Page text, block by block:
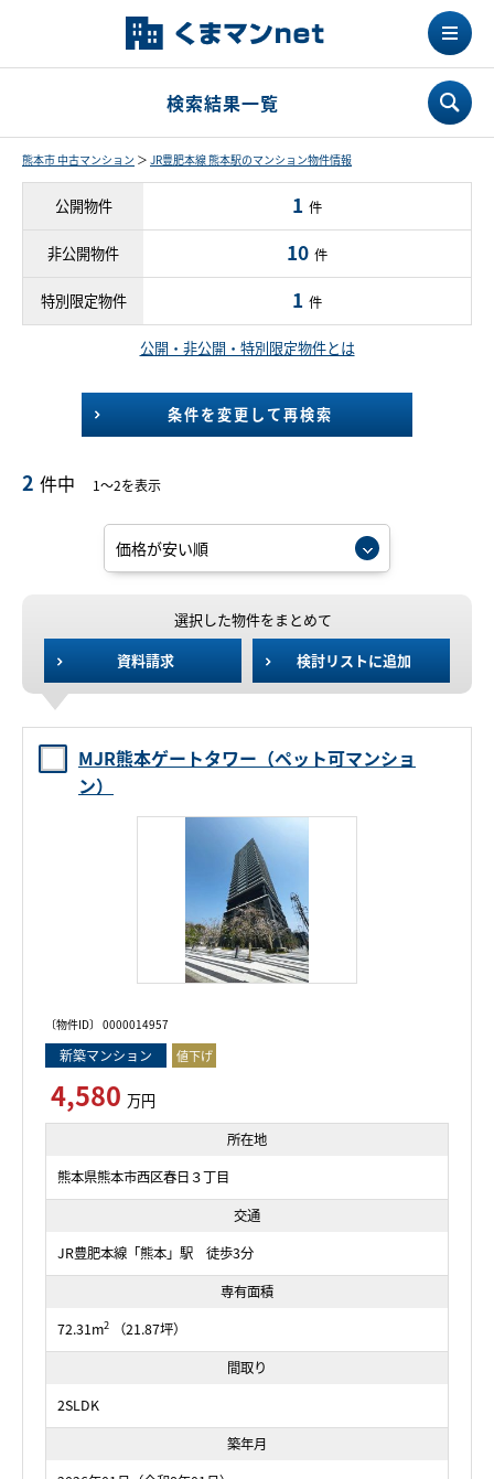
検索結果一覧
熊本市 中古マンション ＞ JR豊肥本線 熊本駅のマンション物件情報
公開物件 1 件
非公開物件 10 件
特別限定物件 1 件
公開・非公開・特別限定物件とは
条件を変更して再検索
2 件中 1～2を表示
選択した物件をまとめて
資料請求
検討リストに追加
MJR熊本ゲートタワー（ペット可マンショ
ン）
〔物件ID〕 0000014957
新築マンション 値下げ
4,580 万円
所在地
熊本県熊本市西区春日３丁目
交通
JR豊肥本線「熊本」駅 徒歩3分
専有面積
72.31m2
（21.87坪）
間取り
2SLDK
築年月